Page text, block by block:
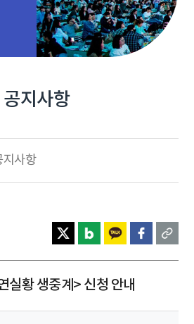
공지사항
지사항
실황 생중계> 신청 안내